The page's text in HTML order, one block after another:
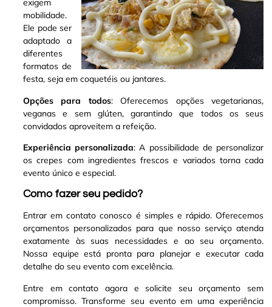
exigem
mobilidade.
Ele pode ser
adaptado a
diferentes
formatos de
festa, seja em coquetéis ou jantares.
Opções para todos: Oferecemos opções vegetarianas,
veganas e sem glúten, garantindo que todos os seus
convidados aproveitem a refeição.
Experiência personalizada: A possibilidade de personalizar
os crepes com ingredientes frescos e variados torna cada
evento único e especial.
Como fazer seu pedido?
Entrar em contato conosco é simples e rápido. Oferecemos
orçamentos personalizados para que nosso serviço atenda
exatamente às suas necessidades e ao seu orçamento.
Nossa equipe está pronta para planejar e executar cada
detalhe do seu evento com excelência.
Entre em contato agora e solicite seu orçamento sem
compromisso. Transforme seu evento em uma experiência